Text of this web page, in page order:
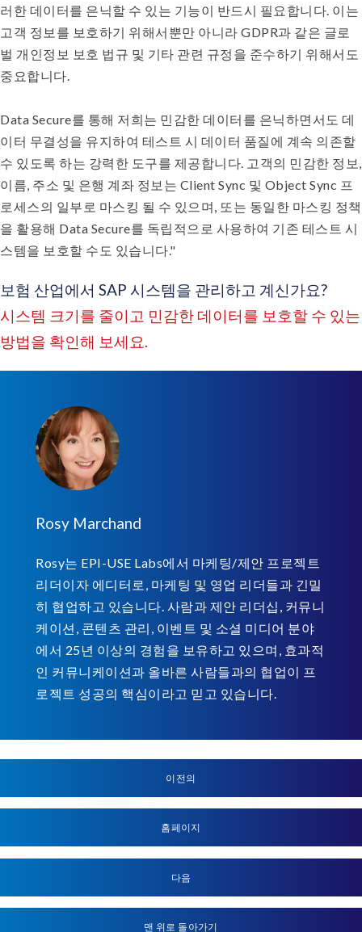
러한 데이터를 은닉할 수 있는 기능이 반드시 필요합니다. 이는
고객 정보를 보호하기 위해서뿐만 아니라 GDPR과 같은 글로
벌 개인정보 보호 법규 및 기타 관련 규정을 준수하기 위해서도
중요합니다.
Data Secure를 통해 저희는 민감한 데이터를 은닉하면서도 데
이터 무결성을 유지하여 테스트 시 데이터 품질에 계속 의존할
수 있도록 하는 강력한 도구를 제공합니다. 고객의 민감한 정보,
이름, 주소 및 은행 계좌 정보는 Client Sync 및 Object Sync 프
로세스의 일부로 마스킹 될 수 있으며, 또는 동일한 마스킹 정책
을 활용해 Data Secure를 독립적으로 사용하여 기존 테스트 시
스템을 보호할 수도 있습니다."
보험 산업에서 SAP 시스템을 관리하고 계신가요?
시스템 크기를 줄이고 민감한 데이터를 보호할 수 있는
방법을 확인해 보세요.
Rosy Marchand
Rosy는 EPI-USE Labs에서 마케팅/제안 프로젝트
리더이자 에디터로, 마케팅 및 영업 리더들과 긴밀
히 협업하고 있습니다. 사람과 제안 리더십, 커뮤니
케이션, 콘텐츠 관리, 이벤트 및 소셜 미디어 분야
에서 25년 이상의 경험을 보유하고 있으며, 효과적
인 커뮤니케이션과 올바른 사람들과의 협업이 프
로젝트 성공의 핵심이라고 믿고 있습니다.
이전의
홈페이지
다음
맨 위로 돌아가기